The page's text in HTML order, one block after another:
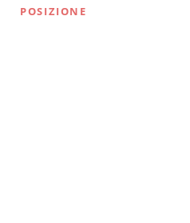
POSIZIONE